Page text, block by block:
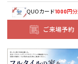
QUOカード1000円分
ご来場予約